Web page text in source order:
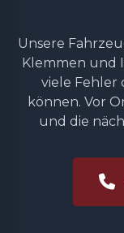
Unsere
Klemmen und
viele Fehler
können. Vor
und die